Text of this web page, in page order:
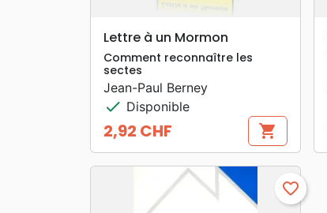
search APERÇU RAPIDE
Lettre à un Mormon
Comment reconnaître les
sectes
Jean-Paul Berney
check Disponible
Prix
2,92 CHF shopping_cart
favorite_border